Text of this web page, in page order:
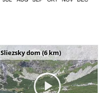
Sliezsky dom (6 km)